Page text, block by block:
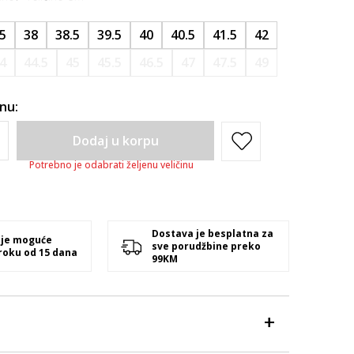
38 38.5 39.5 40 40.5 41.5
42
Dodaj u korpu
Potrebno je odabrati željenu veličinu
moguće
od 15 dana
Dostava je besplatna za
sve porudžbine preko
99KM